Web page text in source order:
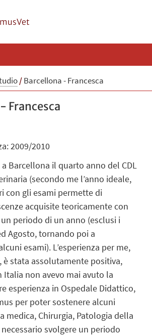
/Barcellona - Francesca
Francesca
2009/2010
Barcellona il quarto anno del CDL
(secondo me l’anno ideale,
con gli esami permette di
acquisite teoricamente con
periodo di un anno (esclusi i
Agosto, tornando poi a
esami). L’esperienza per me,
stata assolutamente positiva,
Italia non avevo mai avuto la
esperienza in Ospedale Didattico,
per poter sostenere alcuni
medica, Chirurgia, Patologia della
svolgere un periodo